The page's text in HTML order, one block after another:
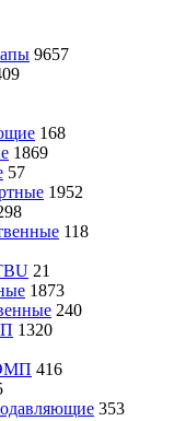
9657
168
1869
57
1952
118
21
1873
240
1320
416
353